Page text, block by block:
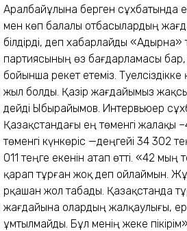
Аралбайұлына берген сұхбатында
мен көп балалы отбасылардың
білдірді, деп хабарлайды «Адырна»
партиясының өз бағдарламасы
бойынша әрекет етеміз. Тәуелсіздікке
жыл болды. Қазір жағдайымыз
дейді Ыбырайымов. Интервьюер
Қазақстандағы ең төменгі жалақы
төменгі күнкөріс —деңгейі 34 302
011 теңге екенін атап өтті. «42 мың
қарап тұрған жоқ деп ойлаймын.
әрқашан жол табады. Қазақстанда
жағдайына олардың жалқаулығы,
ұмтылмайды. Бұл менің жеке